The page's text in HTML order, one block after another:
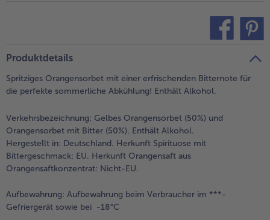
Produktdetails
Spritziges Orangensorbet mit einer erfrischenden Bitternote für
die perfekte sommerliche Abkühlung! Enthält Alkohol.
Verkehrsbezeichnung: Gelbes Orangensorbet (50%) und
Orangensorbet mit Bitter (50%). Enthält Alkohol.
Hergestellt in: Deutschland. Herkunft Spirituose mit
Bittergeschmack: EU. Herkunft Orangensaft aus
Orangensaftkonzentrat: Nicht-EU.
Aufbewahrung: Aufbewahrung beim Verbraucher im ***-
Gefriergerät sowie bei -18°C